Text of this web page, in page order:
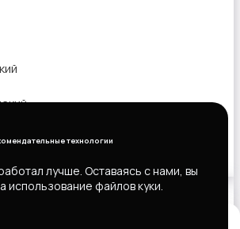
технологии
лучше. Оставаясь с нами, вы
использование файлов куки.